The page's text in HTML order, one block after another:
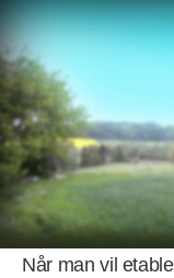
Forside>Opstart og
Kom godt i
Når man vil